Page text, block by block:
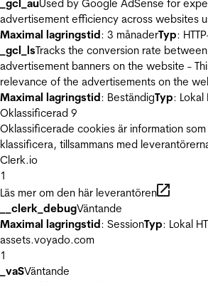
_gcl_auUsed by Google AdSense for
advertisement efficiency across websites
Maximal lagringstid: 3 månaderTyp:
_gcl_lsTracks the conversion rate
advertisement banners on the website -
relevance of the advertisements on the
Maximal lagringstid: BeständigTyp: Lokal
Oklassificerad 9
Oklassificerade cookies är information
klassificera, tillsammans med
Clerk.io
1
Läs mer om den här leverantören
__clerk_debugVäntande
Maximal lagringstid: SessionTyp: Lokal
assets.voyado.com
1
_vaSVäntande